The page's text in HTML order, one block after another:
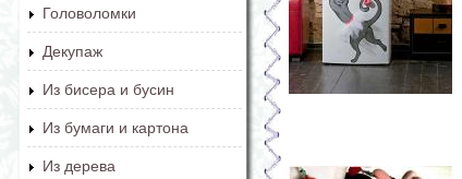
Головоломки
Декупаж
Из бисера и бусин
Из бумаги и картона
Из дерева